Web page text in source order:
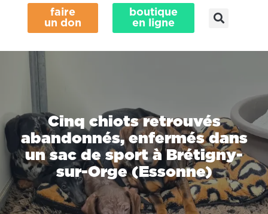
faire
un don
boutique
en ligne
Cinq chiots retrouvés
abandonnés, enfermés dans
un sac de sport à Brétigny-
sur-Orge (Essonne)